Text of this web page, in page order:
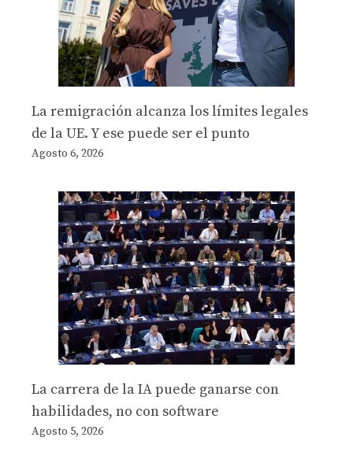
La remigración alcanza los límites legales
de la UE. Y ese puede ser el punto
Agosto 6, 2026
La carrera de la IA puede ganarse con
habilidades, no con software
Agosto 5, 2026